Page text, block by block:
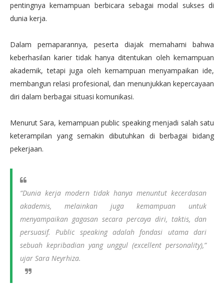
pentingnya kemampuan berbicara sebagai modal sukses di
dunia kerja.
Dalam pemaparannya, peserta diajak memahami bahwa
keberhasilan karier tidak hanya ditentukan oleh kemampuan
akademik, tetapi juga oleh kemampuan menyampaikan ide,
membangun relasi profesional, dan menunjukkan kepercayaan
diri dalam berbagai situasi komunikasi.
Menurut Sara, kemampuan public speaking menjadi salah satu
keterampilan yang semakin dibutuhkan di berbagai bidang
pekerjaan.
“Dunia kerja modern tidak hanya menuntut kecerdasan
akademis, melainkan juga kemampuan untuk
menyampaikan gagasan secara percaya diri, taktis, dan
persuasif. Public speaking adalah fondasi utama dari
sebuah kepribadian yang unggul (excellent personality),”
ujar Sara Neyrhiza.